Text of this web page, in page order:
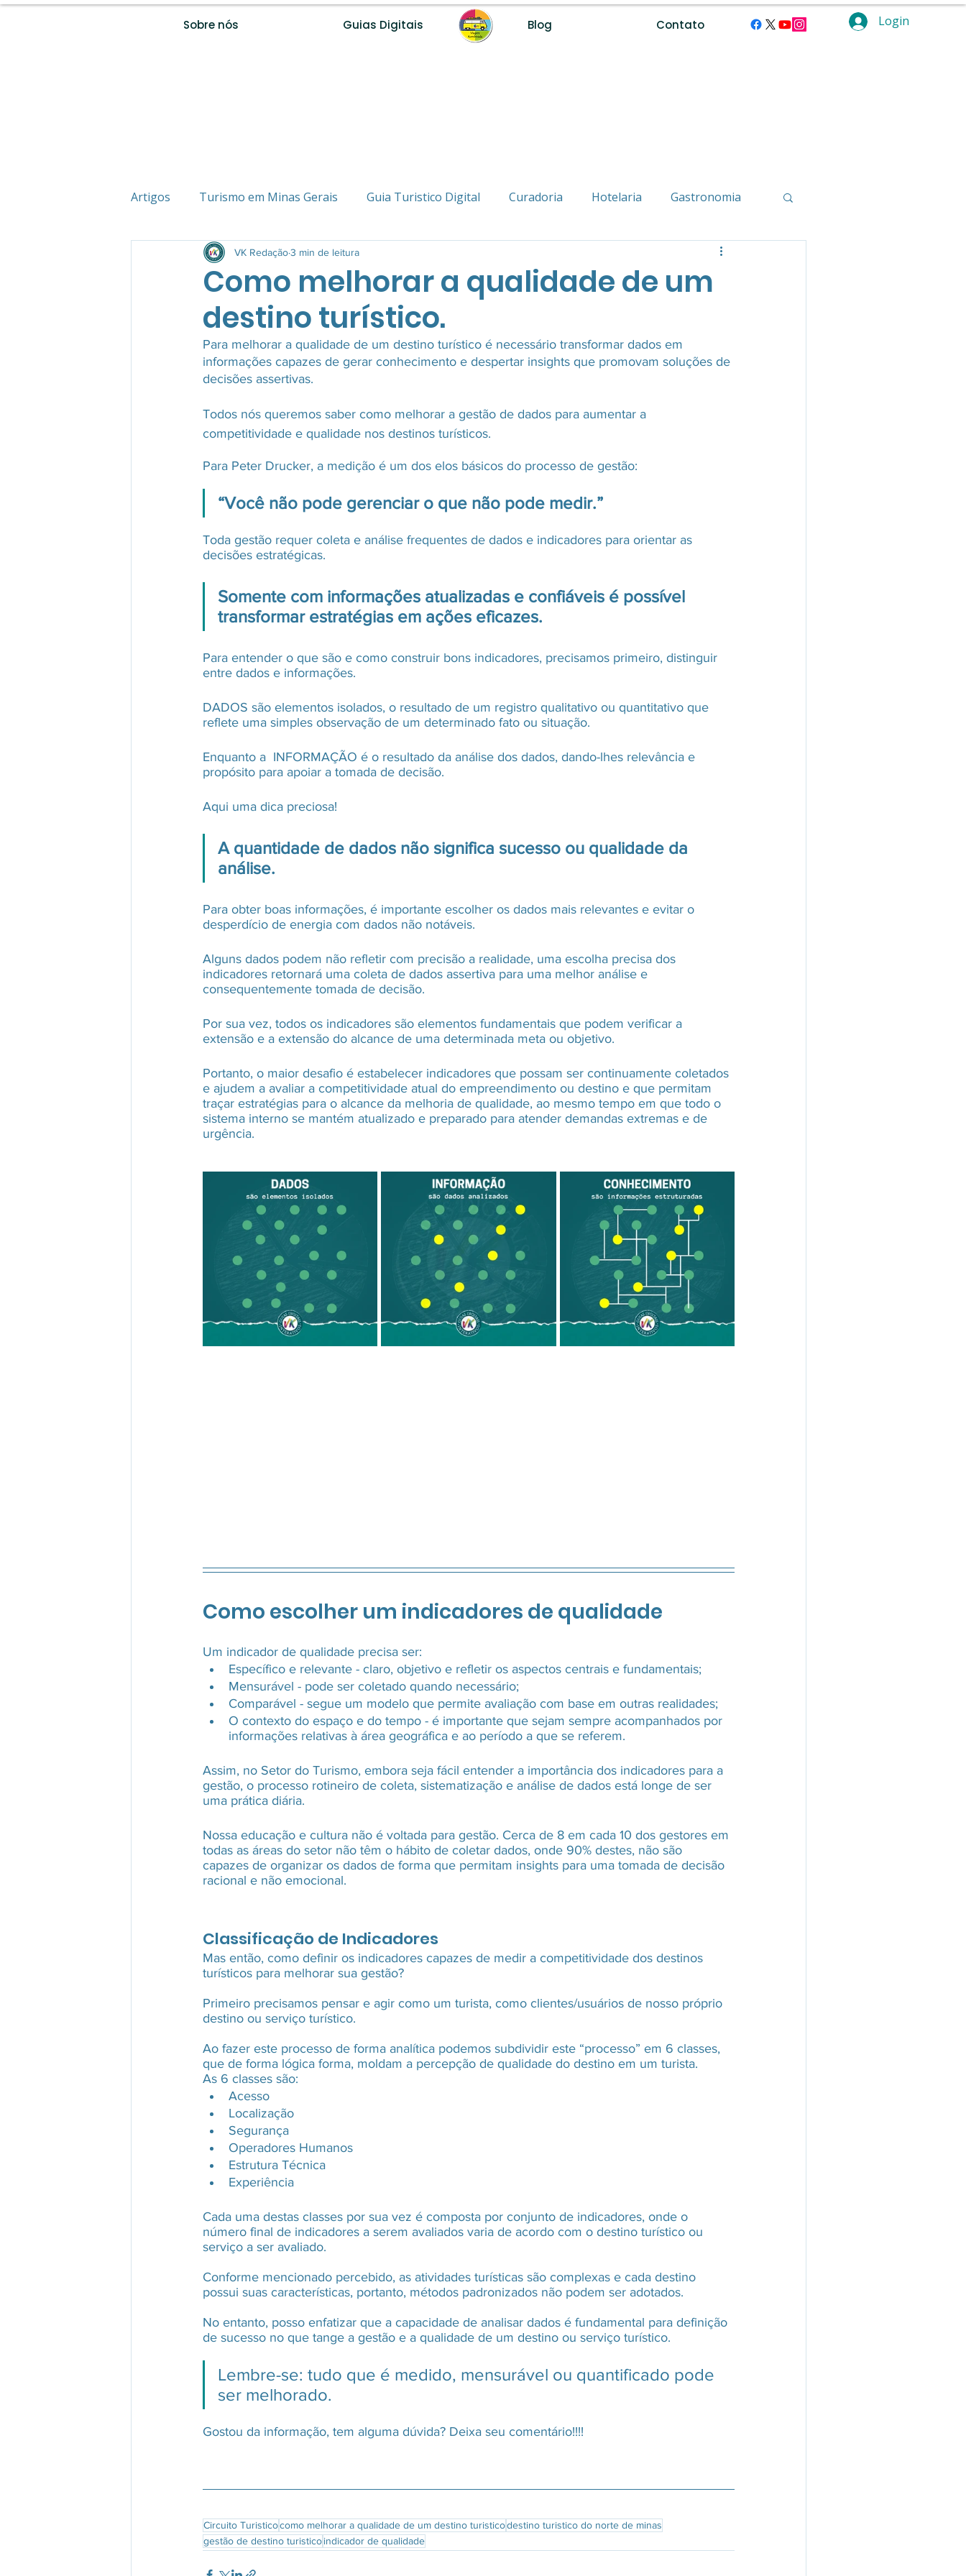
Sobre nós Guias Digitais Blog Contato Login
Artigos Turismo em Minas Gerais Guia Turistico Digital Curadoria Hotelaria Gastronomia
Estância Turística Vida Nômade
Empreededorismo Destinos Inteligente Turismo de Base Comunitária
Segurança no Turismo de Aventura
Como melhorar a qualidade de um
destino turístico.
VK Redação3 min de leitura
Para melhorar a qualidade de um destino turístico é necessário transformar dados em
informações capazes de gerar conhecimento e despertar insights que promovam soluções de
decisões assertivas.
Todos nós queremos saber como melhorar a gestão de dados para aumentar a
competitividade e qualidade nos destinos turísticos.
Para Peter Drucker, a medição é um dos elos básicos do processo de gestão:
“Você não pode gerenciar o que não pode medir.”
Toda gestão requer coleta e análise frequentes de dados e indicadores para orientar as
decisões estratégicas.
Somente com informações atualizadas e confiáveis ​​é possível
transformar estratégias em ações eficazes.
Para entender o que são e como construir bons indicadores, precisamos primeiro, distinguir
entre dados e informações.
DADOS são elementos isolados, o resultado de um registro qualitativo ou quantitativo que
reflete uma simples observação de um determinado fato ou situação.
Enquanto a  INFORMAÇÃO é o resultado da análise dos dados, dando-lhes relevância e
propósito para apoiar a tomada de decisão.
Aqui uma dica preciosa!
A quantidade de dados não significa sucesso ou qualidade da
análise.
Para obter boas informações, é importante escolher os dados mais relevantes e evitar o
desperdício de energia com dados não notáveis.
Alguns dados podem não refletir com precisão a realidade, uma escolha precisa dos
indicadores retornará uma coleta de dados assertiva para uma melhor análise e
consequentemente tomada de decisão.
Por sua vez, todos os indicadores são elementos fundamentais que podem verificar a
extensão e a extensão do alcance de uma determinada meta ou objetivo.
Portanto, o maior desafio é estabelecer indicadores que possam ser continuamente coletados
e ajudem a avaliar a competitividade atual do empreendimento ou destino e que permitam
traçar estratégias para o alcance da melhoria de qualidade, ao mesmo tempo em que todo o
sistema interno se mantém atualizado e preparado para atender demandas extremas e de
urgência.
Como escolher um indicadores de qualidade
Um indicador de qualidade precisa ser:
Específico e relevante - claro, objetivo e refletir os aspectos centrais e fundamentais;
Mensurável - pode ser coletado quando necessário;
Comparável - segue um modelo que permite avaliação com base em outras realidades;
O contexto do espaço e do tempo - é importante que sejam sempre acompanhados por
informações relativas à área geográfica e ao período a que se referem.
Assim, no Setor do Turismo, embora seja fácil entender a importância dos indicadores para a
gestão, o processo rotineiro de coleta, sistematização e análise de dados está longe de ser
uma prática diária.
Nossa educação e cultura não é voltada para gestão. Cerca de 8 em cada 10 dos gestores em
todas as áreas do setor não têm o hábito de coletar dados, onde 90% destes, não são
capazes de organizar os dados de forma que permitam insights para uma tomada de decisão
racional e não emocional.
Classificação de Indicadores
Mas então, como definir os indicadores capazes de medir a competitividade dos destinos
turísticos para melhorar sua gestão?
Primeiro precisamos pensar e agir como um turista, como clientes/usuários de nosso próprio
destino ou serviço turístico.
Ao fazer este processo de forma analítica podemos subdividir este “processo” em 6 classes,
que de forma lógica forma, moldam a percepção de qualidade do destino em um turista.
As 6 classes são:
Acesso
Localização
Segurança
Operadores Humanos
Estrutura Técnica
Experiência
Cada uma destas classes por sua vez é composta por conjunto de indicadores, onde o
número final de indicadores a serem avaliados varia de acordo com o destino turístico ou
serviço a ser avaliado.
Conforme mencionado percebido, as atividades turísticas são complexas e cada destino
possui suas características, portanto, métodos padronizados não podem ser adotados.
No entanto, posso enfatizar que a capacidade de analisar dados é fundamental para definição
de sucesso no que tange a gestão e a qualidade de um destino ou serviço turístico.
Lembre-se: tudo que é medido, mensurável ou quantificado pode
ser melhorado.
Gostou da informação, tem alguma dúvida? Deixa seu comentário!!!!
Circuito Turisticocomo melhorar a qualidade de um destino turisticodestino turistico do norte de minas
gestão de destino turisticoindicador de qualidade